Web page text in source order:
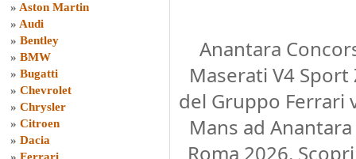
» Aston Martin
» Audi
» Bentley
» BMW
» Bugatti
» Chevrolet
» Chrysler
» Citroen
» Dacia
Anantara
Maserati V4
del Gruppo Ferrari
Mans ad
Roma 2026.